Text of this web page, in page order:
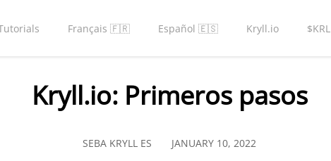
Français 🇫🇷 Español 🇪🇸 Kryll.io $KRL
Kryll.io: Primeros pasos
SEBA KRYLL ES JANUARY 10, 2022